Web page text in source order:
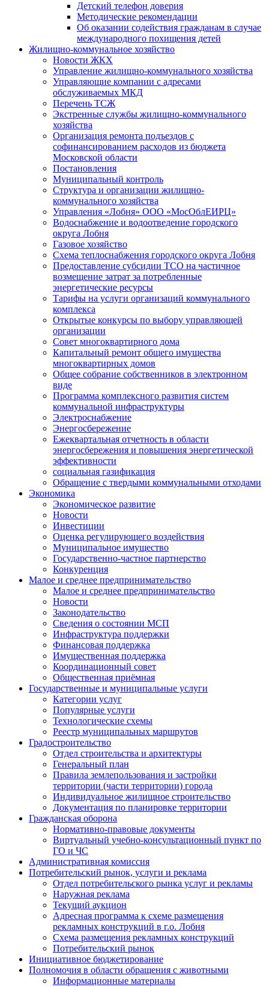
Детский телефон доверия
Методические рекомендации
Об оказании содействия гражданам в случае
международного похищения детей
Жилищно-коммунальное хозяйство
Новости ЖКХ
Управление жилищно-коммунального хозяйства
Управляющие компании с адресами
обслуживаемых МКД
Перечень ТСЖ
Экстренные службы жилищно-коммунального
хозяйства
Организация ремонта подъездов с
софинансированием расходов из бюджета
Московской области
Постановления
Муниципальный контроль
Структура и организации жилищно-
коммунального хозяйства
Управления «Лобня» ООО «МосОблЕИРЦ»
Водоснабжение и водоотведение городского
округа Лобня
Газовое хозяйство
Схема теплоснабжения городского округа Лобня
Предоставление субсидии ТСО на частичное
возмещение затрат за потребленные
энергетические ресурсы
Тарифы на услуги организаций коммунального
комплекса
Открытые конкурсы по выбору управляющей
организации
Совет многоквартирного дома
Капитальный ремонт общего имущества
многоквартирных домов
Общее собрание собственников в электронном
виде
Программа комплексного развития систем
коммунальной инфраструктуры
Электроснабжение
Энергосбережение
Ежеквартальная отчетность в области
энергосбережения и повышения энергетической
эффективности
социальная газификация
Обращение с твердыми коммунальными отходами
Экономика
Экономическое развитие
Новости
Инвестиции
Оценка регулирующего воздействия
Муниципальное имущество
Государственно-частное партнерство
Конкуренция
Малое и среднее предпринимательство
Малое и среднее предпринимательство
Новости
Законодательство
Сведения о состоянии МСП
Инфраструктура поддержки
Финансовая поддержка
Имущественная поддержка
Координационный совет
Общественная приёмная
Государственные и муниципальные услуги
Категории услуг
Популярные услуги
Технологические схемы
Реестр муниципальных маршрутов
Градостроительство
Отдел строительства и архитектуры
Генеральный план
Правила землепользования и застройки
территории (части территории) города
Индивидуальное жилищное строительство
Документация по планировке территории
Гражданская оборона
Н​ормативно-правовые документы
Виртуальный учебно-консультационный пункт по
ГО и ЧС
Административная комиссия
Потребительский рынок, услуги и реклама
Отдел потребительского рынка услуг и рекламы
Наружная реклама
Текущий аукцион
Адресная программа к схеме размещения
рекламных конструкций в г.о. Лобня
Схема размещения рекламных конструкций
Потребительский рынок
Инициативное бюджетирование
Полномочия в области обращения с животными
Информационные материалы